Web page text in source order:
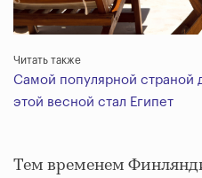
Читать также
Самой популярной страной
этой весной стал Египет
Тем временем